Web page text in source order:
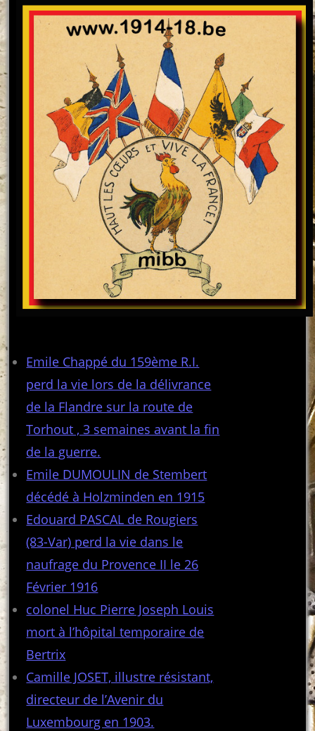
Emile Chappé du 159ème R.I.
perd la vie lors de la délivrance
de la Flandre sur la route de
Torhout , 3 semaines avant la fin
de la guerre.
Emile DUMOULIN de Stembert
décédé à Holzminden en 1915
Edouard PASCAL de Rougiers
(83-Var) perd la vie dans le
naufrage du Provence II le 26
Février 1916
colonel Huc Pierre Joseph Louis
mort à l’hôpital temporaire de
Bertrix
Camille JOSET, illustre résistant,
directeur de l’Avenir du
Luxembourg en 1903.